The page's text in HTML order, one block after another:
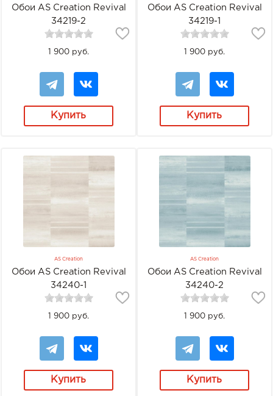
Обои AS Creation Revival
34219-2
1 900 руб.
Купить
Обои AS Creation Revival
34219-1
1 900 руб.
Купить
AS Creation
Обои AS Creation Revival
34240-1
1 900 руб.
Купить
AS Creation
Обои AS Creation Revival
34240-2
1 900 руб.
Купить